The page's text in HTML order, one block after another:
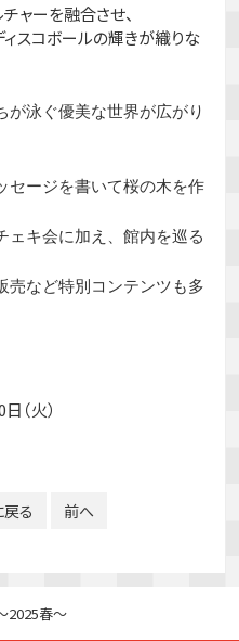
ャーを融合させ、
スコボールの輝きが織りな
が泳ぐ優美な世界が広がり
セージを書いて桜の木を作
ェキ会に加え、館内を巡る
売など特別コンテンツも多
（火）
る 前へ
2025春～